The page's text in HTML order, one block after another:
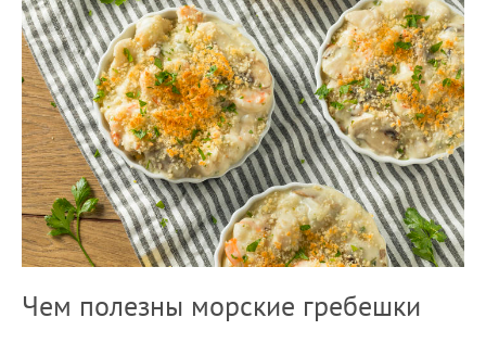
Чем полезны морские гребешки